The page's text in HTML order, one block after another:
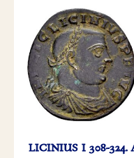
LICINIUS I 308-324.